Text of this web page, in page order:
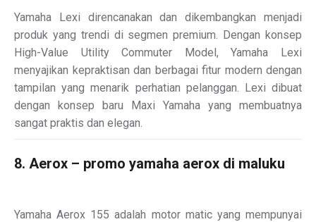
Yamaha Lexi direncanakan dan dikembangkan menjadi
produk yang trendi di segmen premium. Dengan konsep
High-Value Utility Commuter Model, Yamaha Lexi
menyajikan kepraktisan dan berbagai fitur modern dengan
tampilan yang menarik perhatian pelanggan. Lexi dibuat
dengan konsep baru Maxi Yamaha yang membuatnya
sangat praktis dan elegan.
8. Aerox – promo yamaha aerox di maluku
Yamaha Aerox 155 adalah motor matic yang mempunyai